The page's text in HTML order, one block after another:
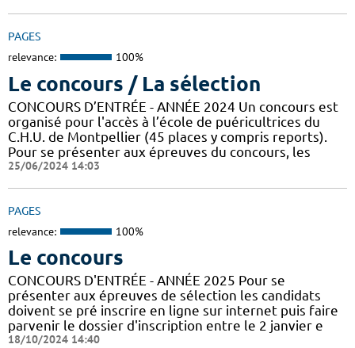
PAGES
relevance: 100%
Le concours / La sélection
CONCOURS D’ENTRÉE - ANNÉE 2024 Un concours est
organisé pour l'accès à l’école de puéricultrices du
C.H.U. de Montpellier (45 places y compris reports).
Pour se présenter aux épreuves du concours, les
25/06/2024 14:03
PAGES
relevance: 100%
Le concours
CONCOURS D'ENTRÉE - ANNÉE 2025 Pour se
présenter aux épreuves de sélection les candidats
doivent se pré inscrire en ligne sur internet puis faire
parvenir le dossier d'inscription entre le 2 janvier e
18/10/2024 14:40